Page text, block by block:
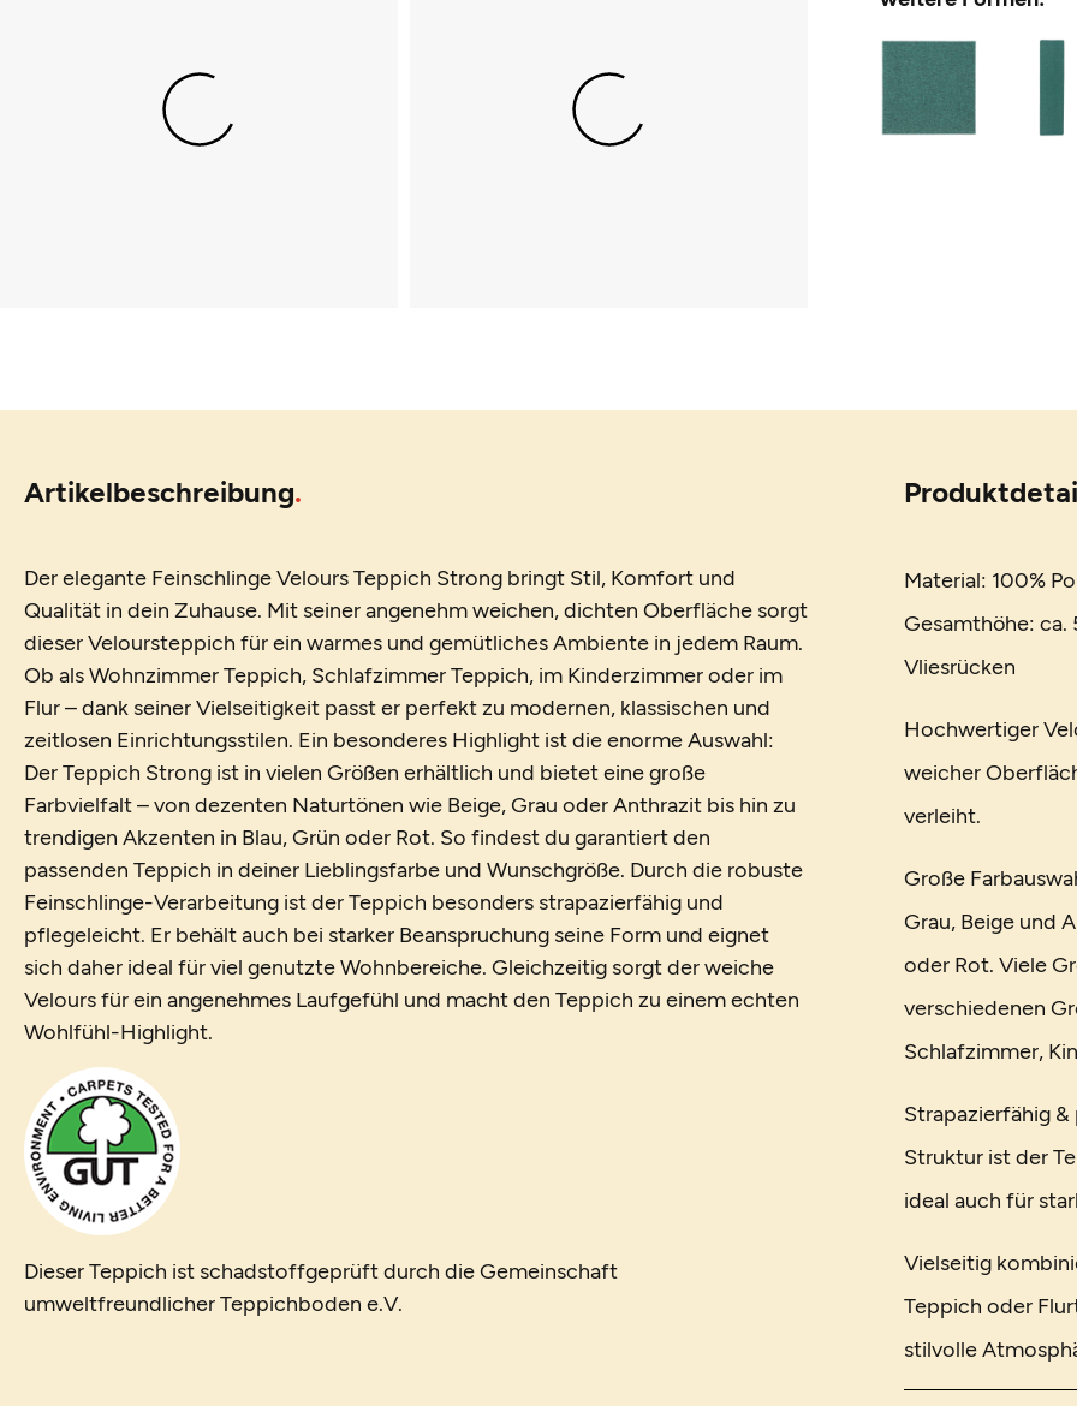
Artikelbeschreibung
Der elegante Feinschlinge Velours Teppich Strong bringt Stil, Komfort und
Qualität in dein Zuhause. Mit seiner angenehm weichen, dichten Oberfläche sorgt
dieser Veloursteppich für ein warmes und gemütliches Ambiente in jedem Raum.
Ob als Wohnzimmer Teppich, Schlafzimmer Teppich, im Kinderzimmer oder im
Flur – dank seiner Vielseitigkeit passt er perfekt zu modernen, klassischen und
zeitlosen Einrichtungsstilen. Ein besonderes Highlight ist die enorme Auswahl:
Der Teppich Strong ist in vielen Größen erhältlich und bietet eine große
Farbvielfalt – von dezenten Naturtönen wie Beige, Grau oder Anthrazit bis hin zu
trendigen Akzenten in Blau, Grün oder Rot. So findest du garantiert den
passenden Teppich in deiner Lieblingsfarbe und Wunschgröße. Durch die robuste
Feinschlinge-Verarbeitung ist der Teppich besonders strapazierfähig und
pflegeleicht. Er behält auch bei starker Beanspruchung seine Form und eignet
sich daher ideal für viel genutzte Wohnbereiche. Gleichzeitig sorgt der weiche
Velours für ein angenehmes Laufgefühl und macht den Teppich zu einem echten
Wohlfühl-Highlight.
Dieser Teppich ist schadstoffgeprüft durch die Gemeinschaft
umweltfreundlicher Teppichboden e.V.
Material: 100%
Gesamthöhe: ca.
Vliesrücken
Hochwertiger
weicher
verleiht.
Große
Grau, Beige und
oder Rot. Viele
verschiedenen
Schlafzimmer,
Strapazierfähig
Struktur ist der
ideal auch für
Vielseitig
Teppich oder
stilvolle